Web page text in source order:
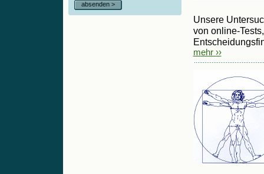
absenden >
Unsere
von online-
mehr ››